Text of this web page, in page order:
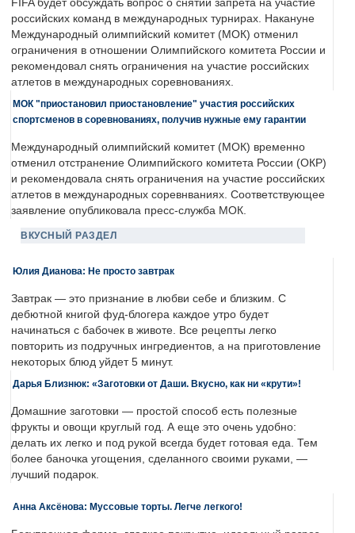
FIFA будет обсуждать вопрос о снятии запрета на участие
российских команд в международных турнирах. Накануне
Международный олимпийский комитет (МОК) отменил
ограничения в отношении Олимпийского комитета России и
рекомендовал снять ограничения на участие российских
атлетов в международных соревнованиях.
МОК "приостановил приостановление" участия российских
спортсменов в соревнованиях, получив нужные ему гарантии
Международный олимпийский комитет (МОК) временно
отменил отстранение Олимпийского комитета России (ОКР)
и рекомендовала снять ограничения на участие российских
атлетов в международных соревнваниях. Соответствующее
заявление опубликовала пресс-служба МОК.
ВКУСНЫЙ РАЗДЕЛ
Юлия Дианова: Не просто завтрак
Завтрак — это признание в любви себе и близким. С
дебютной книгой фуд-блогера каждое утро будет
начинаться с бабочек в животе. Все рецепты легко
повторить из подручных ингредиентов, а на приготовление
некоторых блюд уйдет 5 минут.
Дарья Близнюк: «Заготовки от Даши. Вкусно, как ни «крути»!
Домашние заготовки — простой способ есть полезные
фрукты и овощи круглый год. А еще это очень удобно:
делать их легко и под рукой всегда будет готовая еда. Тем
более баночка угощения, сделанного своими руками, —
лучший подарок.
Анна Аксёнова: Муссовые торты. Легче легкого!